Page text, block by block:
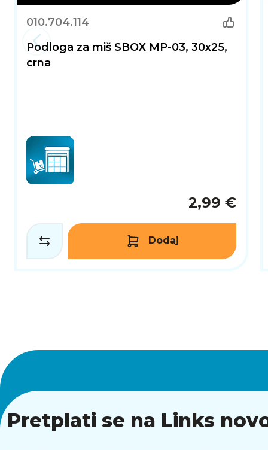
010.704.114
Podloga za miš SBOX MP-03, 30x25,
crna
2,99 €
Dodaj
Pretplati se na Links